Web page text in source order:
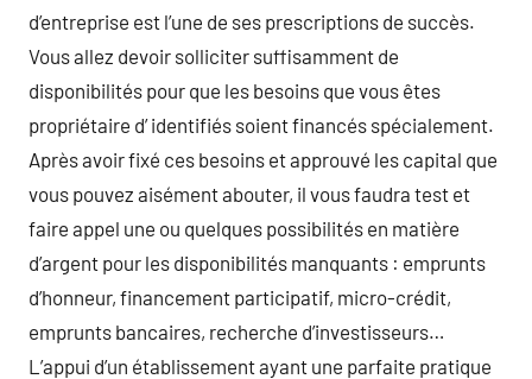
d’entreprise est l’une de ses prescriptions de succès.
Vous allez devoir solliciter suffisamment de
disponibilités pour que les besoins que vous êtes
propriétaire d’ identifiés soient financés spécialement.
Après avoir fixé ces besoins et approuvé les capital que
vous pouvez aisément abouter, il vous faudra test et
faire appel une ou quelques possibilités en matière
d’argent pour les disponibilités manquants : emprunts
d’honneur, financement participatif, micro-crédit,
emprunts bancaires, recherche d’investisseurs…
L’appui d’un établissement ayant une parfaite pratique